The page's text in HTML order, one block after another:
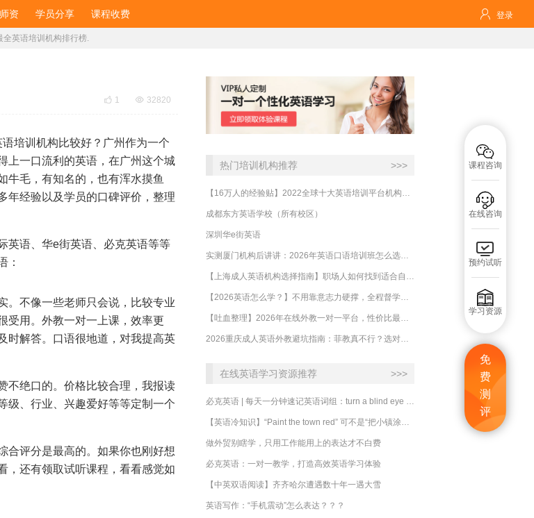
资 学员分享 课程收费  登录

课程咨询

在线咨询

预约试听

学习资源
免
费
测
评
英语培训机构排行榜.
 1  32820
培训 机构比较好？广州作为一个
上一口流利的英语，在广州这个城
牛毛，有知名的，也有浑水摸鱼
年经验以及学员的口碑评价，整理
英语、华e街英语、必克英语等等
：
。不像一些老师只会说，比较专业
受用。外教一对一上课，效率更
时解答。口语很地道，对我提高英
不绝口的。价格比较合理，我报读
级、行业、兴趣爱好等等定制一个
合评分是最高的。如果你也刚好想
，还有领取试听课程，看看感觉如
热门培训机构推荐 >>>
成都东方英语学校（所有校区）
深圳华e街英语
在线英语学习资源推荐 >>>
做外贸别瞎学，只用工作能用上的表达才不白费
必克英语：一对一教学，打造高效英语学习体验
【中英双语阅读】齐齐哈尔遭遇数十年一遇大雪
英语写作：“手机震动”怎么表达？？？